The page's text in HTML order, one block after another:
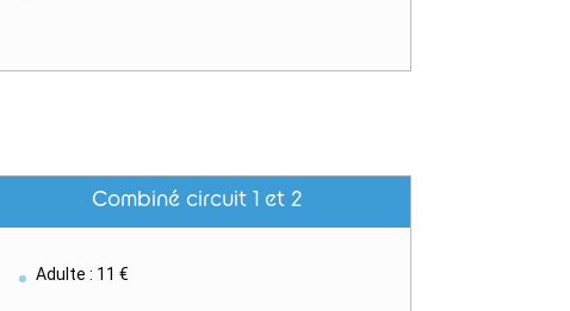
Combiné circuit 1 et 2
Adulte : 11 €